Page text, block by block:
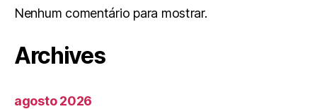
Nenhum comentário para mostrar.
Archives
agosto 2026